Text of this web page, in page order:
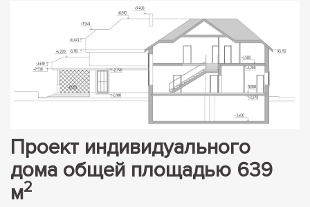
Проект индивидуального
дома общей площадью 639
м2